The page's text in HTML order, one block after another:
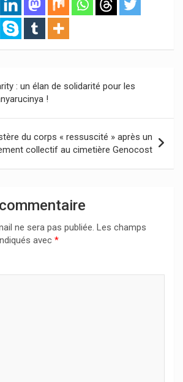
: un élan de solidarité pour les
!
du corps « ressuscité » après un
collectif au cimetière Genocost
ne sera pas publiée. Les champs
avec *